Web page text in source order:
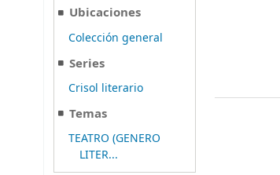
Ubicaciones
Colección general
Series
Crisol literario
Temas
TEATRO (GENERO
LITER...